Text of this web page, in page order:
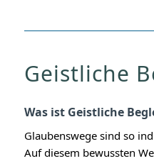
Geistliche
Was ist Geistliche
Glaubenswege sind so
Auf diesem bewussten